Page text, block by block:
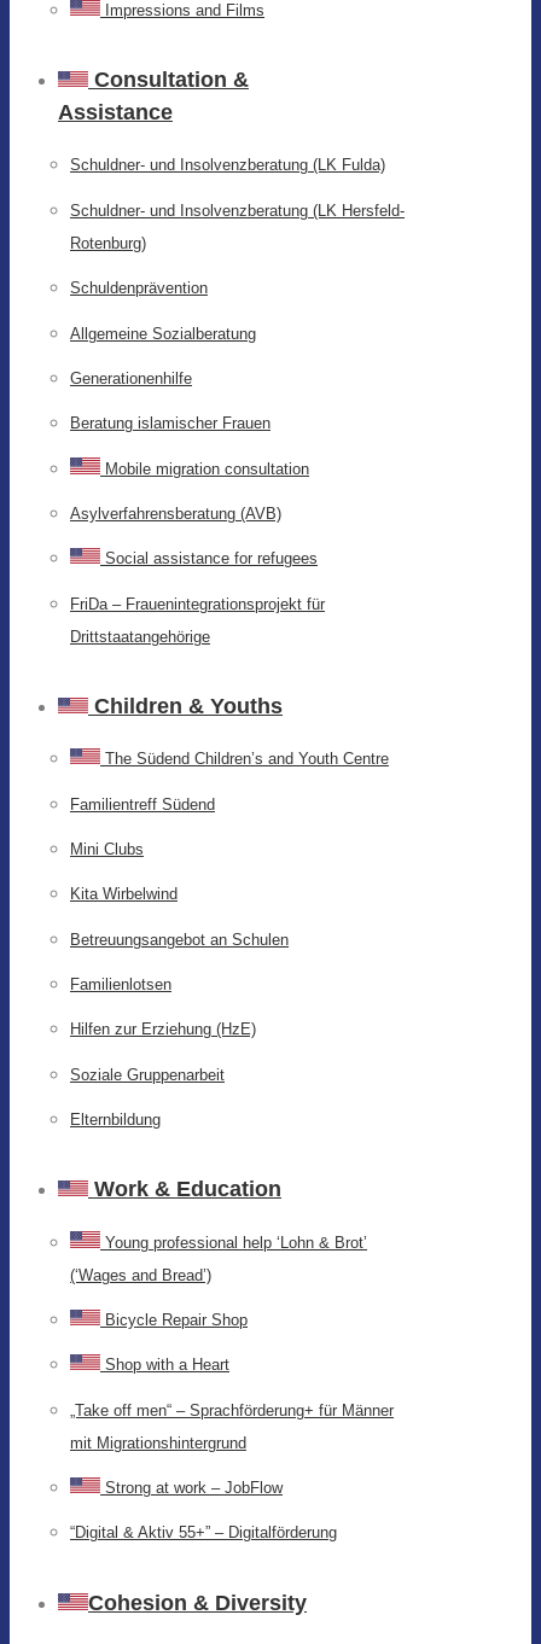
Impressions and Films
Consultation &
Assistance
Schuldner- und Insolvenzberatung (LK Fulda)
Schuldner- und Insolvenzberatung (LK Hersfeld-
Rotenburg)
Schuldenprävention
Allgemeine Sozialberatung
Generationenhilfe
Beratung islamischer Frauen
Mobile migration consultation
Asylverfahrensberatung (AVB)
Social assistance for refugees
FriDa – Frauenintegrationsprojekt für
Drittstaatangehörige
Children & Youths
The Südend Children’s and Youth Centre
Familientreff Südend
Mini Clubs
Kita Wirbelwind
Betreuungsangebot an Schulen
Familienlotsen
Hilfen zur Erziehung (HzE)
Soziale Gruppenarbeit
Elternbildung
Work & Education
Young professional help ‘Lohn & Brot’
(‘Wages and Bread’)
Bicycle Repair Shop
Shop with a Heart
„Take off men“ – Sprachförderung+ für Männer
mit Migrationshintergrund
Strong at work – JobFlow
“Digital & Aktiv 55+” – Digitalförderung
Cohesion & Diversity